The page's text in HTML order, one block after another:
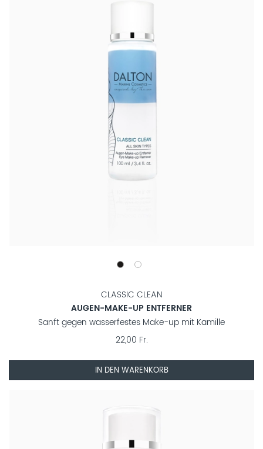
CLASSIC CLEAN
AUGEN-MAKE-UP ENTFERNER
Sanft gegen wasserfestes Make-up mit Kamille
22,00 Fr.
IN DEN WARENKORB